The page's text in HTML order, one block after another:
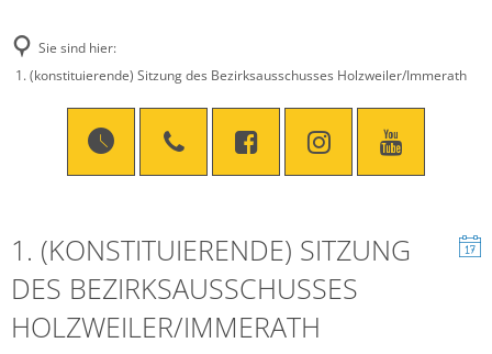
Sie sind hier:
1. (konstituierende) Sitzung des Bezirksausschusses Holzweiler/Immerath
1. (KONSTITUIERENDE) SITZUNG
DES BEZIRKSAUSSCHUSSES
HOLZWEILER/IMMERATH